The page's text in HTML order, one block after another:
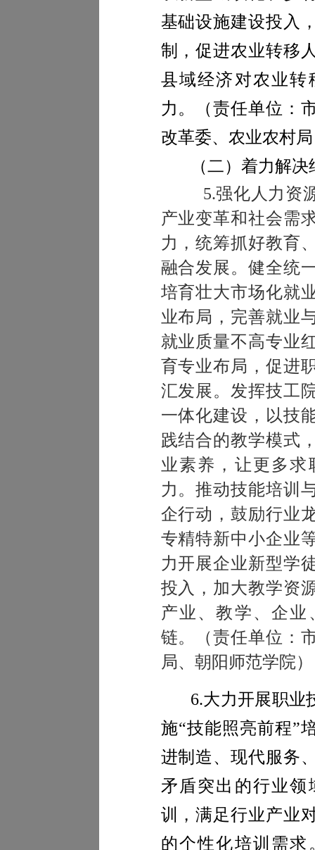
基础设施建设投入
制，促进农业转移
县域经济对农业转
力。
（责任单位：
改革委、农业农村局
（二）着力解
5.强化人力资源
产业变革和社会需
力，统筹抓好教育
融合发展。健全统
培育壮大市场化就
业布局，完善就业
就业质量不高专业
育专业布局，促进
汇发展。 发挥技工
一体化建设，以技
践结合的教学模式
业素养，让更多
力。推动技能培训
企行动，鼓励行业
专精特新中小企业
力开展企业新型学
投入， 加大教学资
产业、教学、企
链。（责任单位：
局、朝阳师范学院）
6.大力开展职业
施“技能照亮前程”
进制造、现代服务
矛盾突出的行业
训，满足行业产业
的个性化培训需求